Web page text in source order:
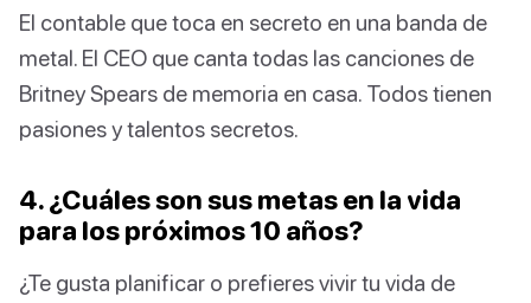
El contable que toca en secreto en una banda de
metal. El CEO que canta todas las canciones de
Britney Spears de memoria en casa. Todos tienen
pasiones y talentos secretos.
4. ¿Cuáles son sus metas en la vida
para los próximos 10 años?
¿Te gusta planificar o prefieres vivir tu vida de